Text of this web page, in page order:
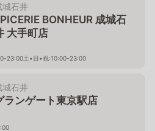
城石井
BONHEUR 成城石
大手町店
23:00土•日•祝:10:00-23:00
城石井
ランゲート東京駅店